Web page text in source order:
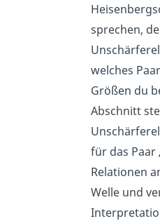
sprechen,
welches
Größen du
Abschnitt
für das Paar
Relationen
Welle und